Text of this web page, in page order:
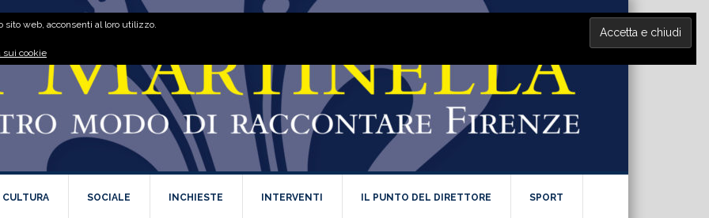
CULTURA SOCIALE INCHIESTE INTERVENTI IL PUNTO DEL DIRETTORE SPORT
web, acconsenti al loro utilizzo.
sui cookie